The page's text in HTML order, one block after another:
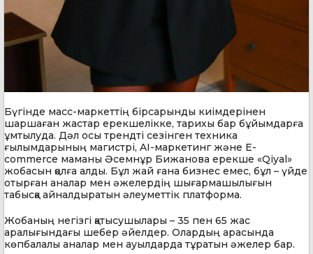
Бүгінде масс-маркеттің бірсарынды киімдерінен
шаршаған жастар ерекшелікке, тарихы бар бұйымдарға
ұмтылуда. Дәл осы трендті сезінген техника
ғылымдарының магистрі, AI-маркетинг және E-
commerce маманы Әсемнұр Бижанова ерекше «Qiyal»
жобасын қолға алды. Бұл жай ғана бизнес емес, бұл – үйде
отырған аналар мен әжелердің шығармашылығын
табысқа айналдыратын әлеуметтік платформа.
Жобаның негізгі қатысушылары – 35 пен 65 жас
аралығындағы шебер әйелдер. Олардың арасында
көпбалалы аналар мен ауылдарда тұратын әжелер бар.